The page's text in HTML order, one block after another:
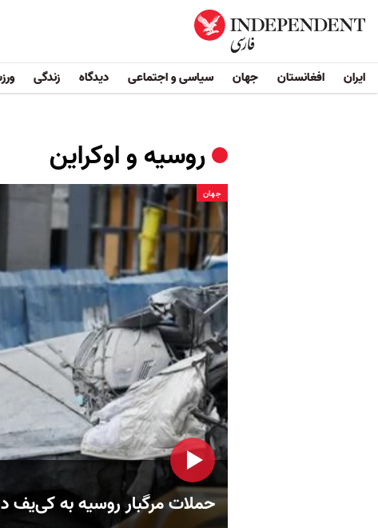
ایران افغانستان جهان سیاسی و اجتماعی دیدگاه زندگی
روسیه و اوکراین
جهان
حملات مرگبار روسیه به کی‌یف